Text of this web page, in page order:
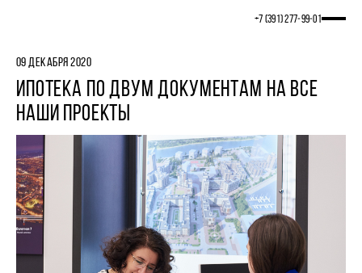
+7 (391) 277‒99‒01
09 ДЕКАБРЯ 2020
ИПОТЕКА ПО ДВУМ ДОКУМЕНТАМ НА ВСЕ
НАШИ ПРОЕКТЫ